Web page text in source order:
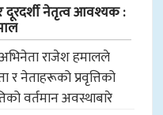
दूरदर्शी नेतृत्व आवश्यक :
अभिनेता राजेश हमालले
र नेताहरूको प्रवृत्तिको
वर्तमान अवस्थाबारे